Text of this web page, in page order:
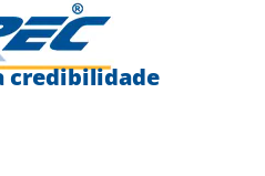
credibilidade